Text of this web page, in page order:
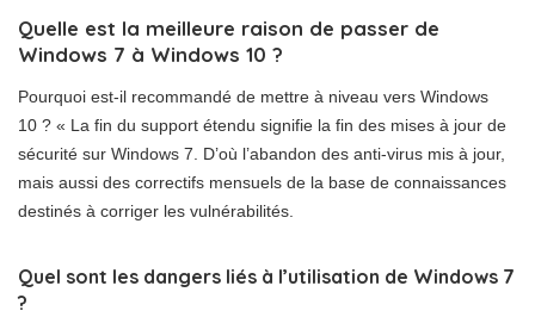
Quelle est la meilleure raison de passer de
Windows 7 à Windows 10 ?
Pourquoi est-il recommandé de mettre à niveau vers Windows
10 ? « La fin du support étendu signifie la fin des mises à jour de
sécurité sur Windows 7. D’où l’abandon des anti-virus mis à jour,
mais aussi des correctifs mensuels de la base de connaissances
destinés à corriger les vulnérabilités.
Quel sont les dangers liés à l’utilisation de Windows 7
?